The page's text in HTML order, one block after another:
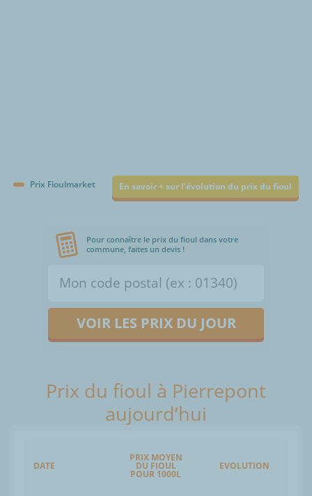
Prix Fioulmarket En savoir + sur l'évolution du prix du fioul
Pour connaître le prix du fioul dans votre
commune, faites un devis !
VOIR LES PRIX DU JOUR
Prix du fioul à Pierrepont
aujourd’hui
DATE
PRIX MOYEN
DU FIOUL
POUR 1000L
EVOLUTION